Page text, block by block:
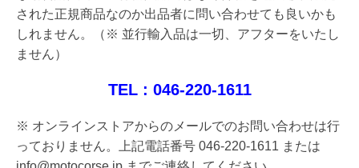
された正規商品なのか出品者に問い合わせても良いかも
しれません。
（※ 並行輸入品は一切、アフターをいたし
ません）
TEL : 046-220-1611
※ オンラインストアからのメールでのお問い合わせは行
っておりません。上記電話番号 046-220-1611 または